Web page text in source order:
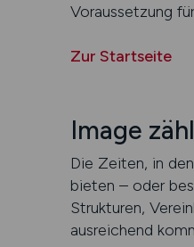
Voraussetzung
Zur Startseite
Image
Die Zeiten, in
bieten – oder
Strukturen,
ausreichend